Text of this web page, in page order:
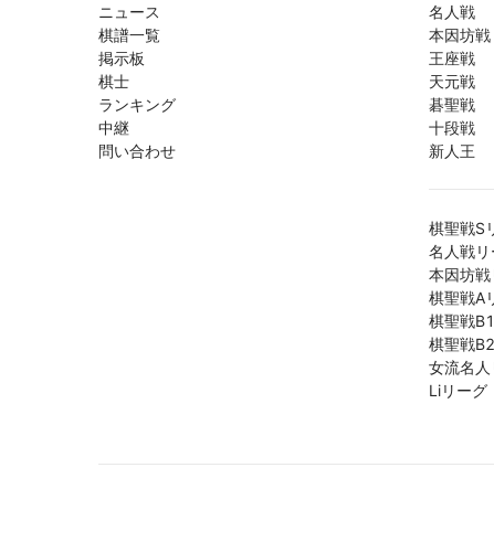
ニュース
棋譜一覧
掲示板
棋士
ランキング
中継
問い合わせ
名人戦
本因坊戦
王座戦
天元戦
碁聖戦
十段戦
新人王
棋聖戦S
名人戦
本因坊
棋聖戦A
棋聖戦
棋聖戦
女流名
Liリーグ